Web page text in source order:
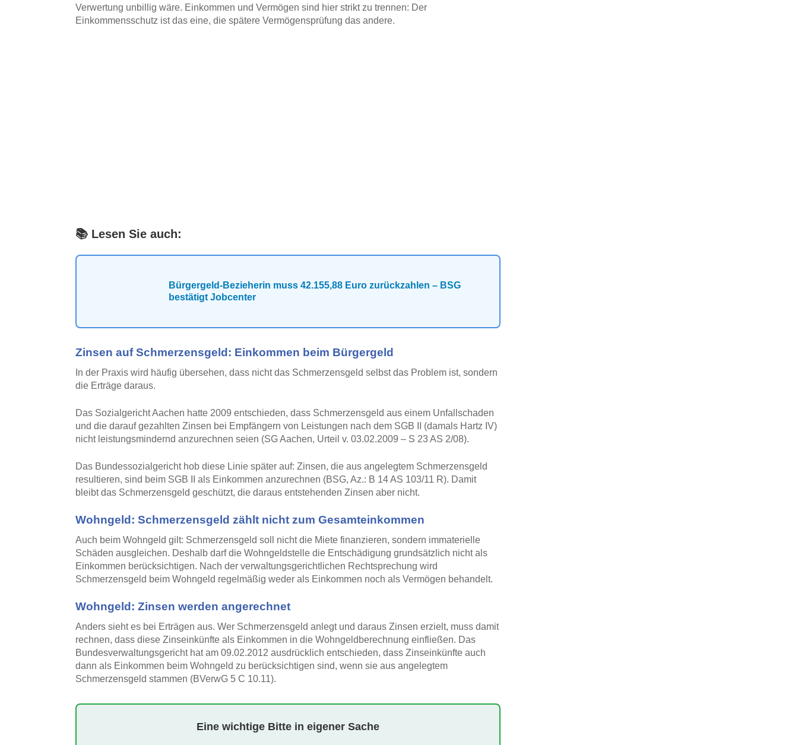
Verwertung unbillig wäre. Einkommen und Vermögen sind hier strikt zu trennen: Der
Einkommensschutz ist das eine, die spätere Vermögensprüfung das andere.
📚 Lesen Sie auch:
Bürgergeld-Bezieherin muss 42.155,88 Euro zurückzahlen – BSG
bestätigt Jobcenter
Zinsen auf Schmerzensgeld: Einkommen beim Bürgergeld
In der Praxis wird häufig übersehen, dass nicht das Schmerzensgeld selbst das Problem ist, sondern
die Erträge daraus.
Das Sozialgericht Aachen hatte 2009 entschieden, dass Schmerzensgeld aus einem Unfallschaden
und die darauf gezahlten Zinsen bei Empfängern von Leistungen nach dem SGB II (damals Hartz IV)
nicht leistungsmindernd anzurechnen seien (SG Aachen, Urteil v. 03.02.2009 – S 23 AS 2/08).
Das Bundessozialgericht hob diese Linie später auf: Zinsen, die aus angelegtem Schmerzensgeld
resultieren, sind beim SGB II als Einkommen anzurechnen (BSG, Az.: B 14 AS 103/11 R). Damit
bleibt das Schmerzensgeld geschützt, die daraus entstehenden Zinsen aber nicht.
Wohngeld: Schmerzensgeld zählt nicht zum Gesamteinkommen
Auch beim Wohngeld gilt: Schmerzensgeld soll nicht die Miete finanzieren, sondern immaterielle
Schäden ausgleichen. Deshalb darf die Wohngeldstelle die Entschädigung grundsätzlich nicht als
Einkommen berücksichtigen. Nach der verwaltungsgerichtlichen Rechtsprechung wird
Schmerzensgeld beim Wohngeld regelmäßig weder als Einkommen noch als Vermögen behandelt.
Wohngeld: Zinsen werden angerechnet
Anders sieht es bei Erträgen aus. Wer Schmerzensgeld anlegt und daraus Zinsen erzielt, muss damit
rechnen, dass diese Zinseinkünfte als Einkommen in die Wohngeldberechnung einfließen. Das
Bundesverwaltungsgericht hat am 09.02.2012 ausdrücklich entschieden, dass Zinseinkünfte auch
dann als Einkommen beim Wohngeld zu berücksichtigen sind, wenn sie aus angelegtem
Schmerzensgeld stammen (BVerwG 5 C 10.11).
Eine wichtige Bitte in eigener Sache